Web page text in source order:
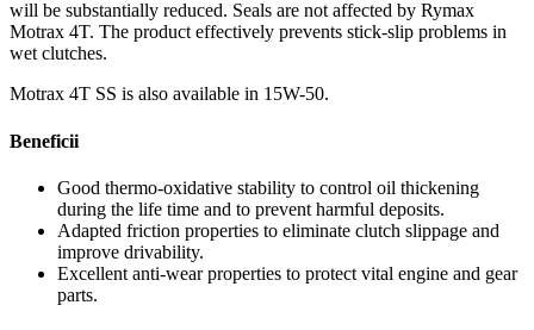
will be substantially reduced. Seals are not affected by Rymax
Motrax 4T. The product effectively prevents stick-slip problems in
wet clutches.
Motrax 4T SS is also available in 15W-50.
Beneficii
Good thermo-oxidative stability to control oil thickening
during the life time and to prevent harmful deposits.
Adapted friction properties to eliminate clutch slippage and
improve drivability.
Excellent anti-wear properties to protect vital engine and gear
parts.